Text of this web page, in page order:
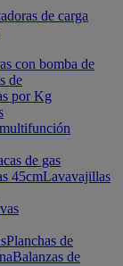
de carga
con bomba de
de
por Kg
de gas
45cmLavavajillas
Planchas de
Balanzas de